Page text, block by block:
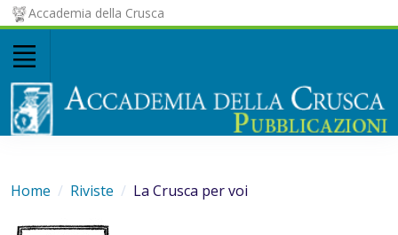
Accademia della Crusca
Home Riviste La Crusca per voi